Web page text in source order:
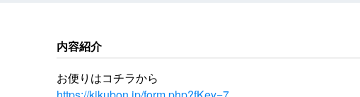
内容紹介
お便りはコチラから